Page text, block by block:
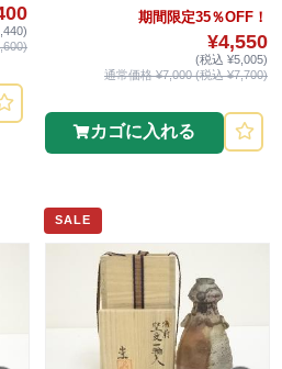
期間限定35％OFF！
¥4,550
(税込 ¥5,005)
通常価格 ¥7,000 (税込 ¥7,700)
カゴに入れる
SALE